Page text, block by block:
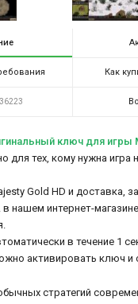
Как
36223
ключ для игры
для тех, кому нужна игра
Gold HD и доставка,
нашем интернет-
в течение 1
активировать ключ и
стратегий